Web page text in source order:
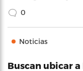
0
Noticias
Buscan ubicar